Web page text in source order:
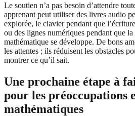
Le soutien n’a pas besoin d’attendre
apprenant peut utiliser des livres audio
explorée, le clavier pendant que
ou des lignes numériques pendant que
mathématique se développe. De bons
les attentes ; ils réduisent les obstacles
montrer ce qu’il sait.
Une prochaine étape à
pour les préoccupations
mathématiques